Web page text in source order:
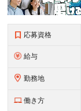
応募資格
給与
勤務地
働き方